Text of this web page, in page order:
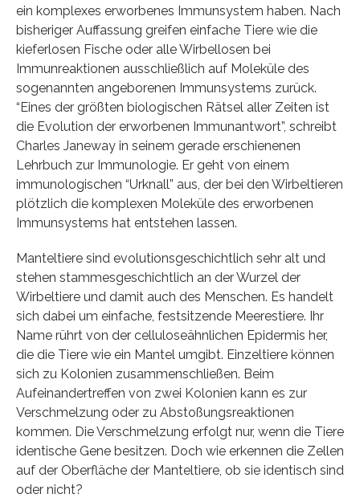
ein komplexes erworbenes Immunsystem haben. Nach
bisheriger Auffassung greifen einfache Tiere wie die
kieferlosen Fische oder alle Wirbellosen bei
Immunreaktionen ausschließlich auf Moleküle des
sogenannten angeborenen Immunsystems zurück.
“Eines der größten biologischen Rätsel aller Zeiten ist
die Evolution der erworbenen Immunantwort”, schreibt
Charles Janeway in seinem gerade erschienenen
Lehrbuch zur Immunologie. Er geht von einem
immunologischen “Urknall” aus, der bei den Wirbeltieren
plötzlich die komplexen Moleküle des erworbenen
Immunsystems hat entstehen lassen.
Manteltiere sind evolutionsgeschichtlich sehr alt und
stehen stammesgeschichtlich an der Wurzel der
Wirbeltiere und damit auch des Menschen. Es handelt
sich dabei um einfache, festsitzende Meerestiere. Ihr
Name rührt von der celluloseähnlichen Epidermis her,
die die Tiere wie ein Mantel umgibt. Einzeltiere können
sich zu Kolonien zusammenschließen. Beim
Aufeinandertreffen von zwei Kolonien kann es zur
Verschmelzung oder zu Abstoßungsreaktionen
kommen. Die Verschmelzung erfolgt nur, wenn die Tiere
identische Gene besitzen. Doch wie erkennen die Zellen
auf der Oberfläche der Manteltiere, ob sie identisch sind
oder nicht?